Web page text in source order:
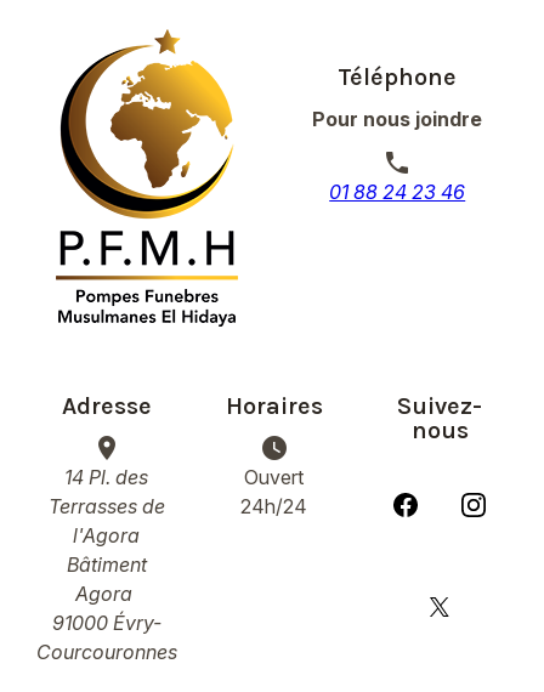
Téléphone
Pour nous joindre
phone
01 88 24 23 46
Adresse
place
14 Pl. des
Terrasses de
l'Agora
Bâtiment
Agora
91000 Évry-
Courcouronnes
Horaires
watch_later
Ouvert
24h/24
Suivez-
nous